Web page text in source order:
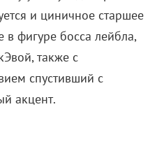
и циничное старшее
фигуре босса лейбла,
также с
спустивший с
акцент.